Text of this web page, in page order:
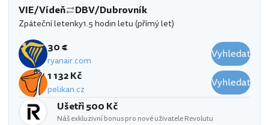
VIE/Vídeň DBV/Dubrovník
Zpáteční letenky1.5 hodin letu (přímý let)
30 €
ryanair.com
Vyhledat
1 132 Kč
pelikan.cz
Vyhledat
Ušetři 500 Kč
Náš exkluzivní bonus pro nové uživatele Revolutu